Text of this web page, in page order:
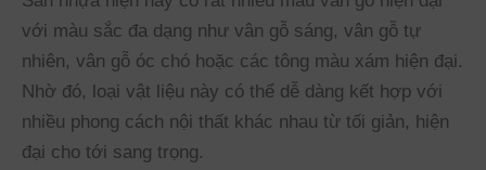
với màu sắc đa dạng như vân gỗ sáng, vân gỗ tự
nhiên, vân gỗ óc chó hoặc các tông màu xám hiện đại.
Nhờ đó, loại vật liệu này có thể dễ dàng kết hợp với
nhiều phong cách nội thất khác nhau từ tối giản, hiện
đại cho tới sang trọng.
Tên người dùng hoặc địa chỉ email